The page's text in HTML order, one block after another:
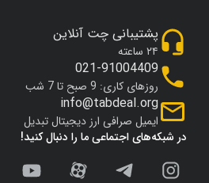
در شبکه‌های اجتماعی ما را دنبال کنید!
پشتیبانی چت آنلاین
۲۴ ساعته
021-91004409
روزهای کاری: 9 صبح تا 7 شب
info@tabdeal.org
ایمیل صرافی ارز دیجیتال تبدیل